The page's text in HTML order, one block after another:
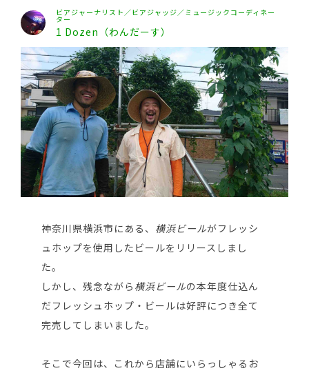
ビアジャーナリスト／ビアジャッジ／ミュージックコーディネー
ター
1 Dozen（わんだーす）
神奈川県横浜市にある、 横浜ビールがフレッシ
ュホップを使用したビールをリリースしまし
た。
しかし、残念ながら 横浜ビールの本年度仕込ん
だフレッシュホップ・ビールは好評につき全て
完売してしまいました。
そこで今回は、これから店舗にいらっしゃるお